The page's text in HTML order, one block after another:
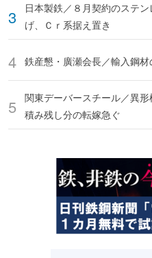
日本製鉄／８月契約のステ
げ、Ｃｒ系据え置き
鉄産懇・廣瀬会長／輸入鋼材
関東デーバースチール／異
積み残し分の転嫁急ぐ